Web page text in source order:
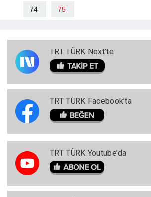
74 75
TRT TÜRK Next'te
TRT TÜRK Facebook’ta
TRT TÜRK Youtube’da